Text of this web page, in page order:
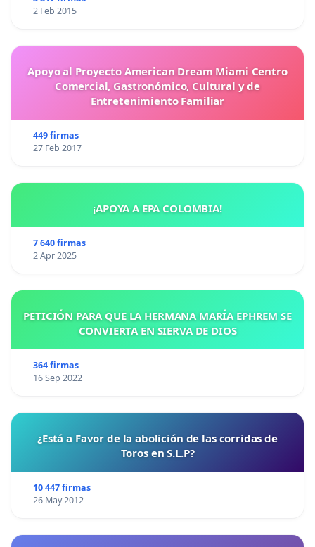
2 Feb 2015
Apoyo al Proyecto American Dream Miami Centro
Comercial, Gastronómico, Cultural y de
Entretenimiento Familiar
449 firmas
27 Feb 2017
¡APOYA A EPA COLOMBIA!
7 640 firmas
2 Apr 2025
PETICIÓN PARA QUE LA HERMANA MARÍA EPHREM SE
CONVIERTA EN SIERVA DE DIOS
364 firmas
16 Sep 2022
¿Está a Favor de la abolición de las corridas de
Toros en S.L.P?
10 447 firmas
26 May 2012